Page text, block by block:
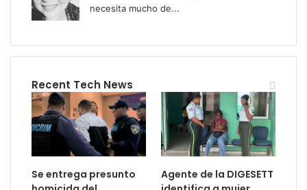
necesita mucho de...
Recent Tech News
Se entrega presunto
Agente de la DIGESETT